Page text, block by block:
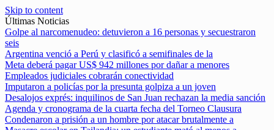
Skip to content
Últimas Noticias
Golpe al narcomenudeo: detuvieron a 16 personas y secuestraron
seis
Argentina venció a Perú y clasificó a semifinales de la
Meta deberá pagar US$ 942 millones por dañar a menores
Empleados judiciales cobrarán conectividad
Imputaron a policías por la presunta golpiza a un joven
Desalojos exprés: inquilinos de San Juan rechazan la media sanción
Agenda y cronograma de la cuarta fecha del Torneo Clausura
Condenaron a prisión a un hombre por atacar brutalmente a